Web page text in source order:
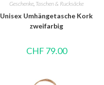
Geschenke Taschen & Rucksäcke
Unisex Umhängetasche Kork
zweifarbig
CHF 79.00